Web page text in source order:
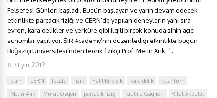
Felsefesi Günleri başladı. Bugün başlayan ve yarın devam edecek
etkinlikte parçacık fiziği ve CERN’de yapılan deneylerin yanı sıra
evren, kara delikler ve yerküre gibi ilgili birçok konuda zihin açıcı
sunumlar yapılıyor. SIR Academy’nin düzenlediği etkinlikte bugün
Boğaziçi Üniversitesi’nden teorik fizikçi Prof. Metin Arık, “...
7 Eylül 2019
bilim CERN felsefe fizik Halil Kırbıyık kara delik
kuantum
Metin Arık
Murat Özgen parçacık fiziği Pauline Gagnon
Rıfat Akbulut